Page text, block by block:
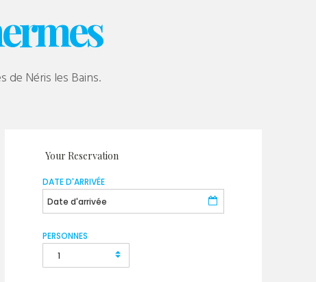
de Néris les Bains.
Your Reservation
DATE D'ARRIVÉE
PERSONNES